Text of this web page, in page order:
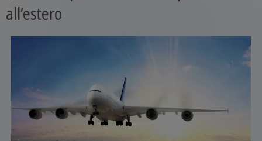
all’estero